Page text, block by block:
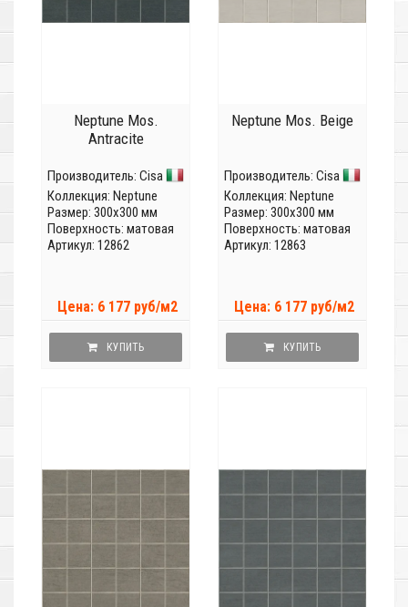
Neptune Mos.
Antracite
Производитель: Cisa
Коллекция: Neptune
Размер: 300x300 мм
Поверхность: матовая
Артикул: 12862
Цена: 6 177 руб/м2
КУПИТЬ
Neptune Mos. Beige
Производитель: Cisa
Коллекция: Neptune
Размер: 300x300 мм
Поверхность: матовая
Артикул: 12863
Цена: 6 177 руб/м2
КУПИТЬ